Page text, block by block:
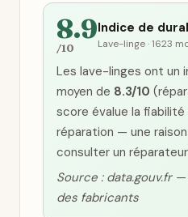
8.9
/10
Indice de
Lave-linge · 1623
Les lave-linges ont un
moyen de 8.3/10
score évalue la
réparation — une
consulter un
Source : data.gouv.fr
des fabricants